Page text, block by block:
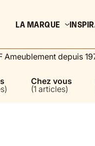
LA MARQUE
Ameublement depuis
Chez vous
(1 articles)